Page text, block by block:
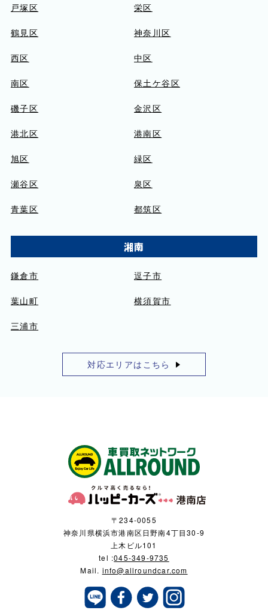
戸塚区 栄区
鶴見区 神奈川区
西区 中区
南区 保土ケ谷区
磯子区 金沢区
港北区 港南区
旭区 緑区
瀬谷区 泉区
青葉区 都筑区
湘南
鎌倉市 逗子市
葉山町 横須賀市
三浦市
対応エリアはこちら
〒234-0055
神奈川県横浜市港南区日野南4丁目30-9
上木ビル101
tel :045-349-9735
Mail. info@allroundcar.com